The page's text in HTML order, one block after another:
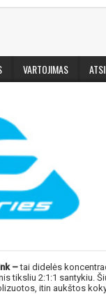
VARTOJIMAS
–tai didelės
tiksliu 2:1:1 santykiu.
itin aukštos